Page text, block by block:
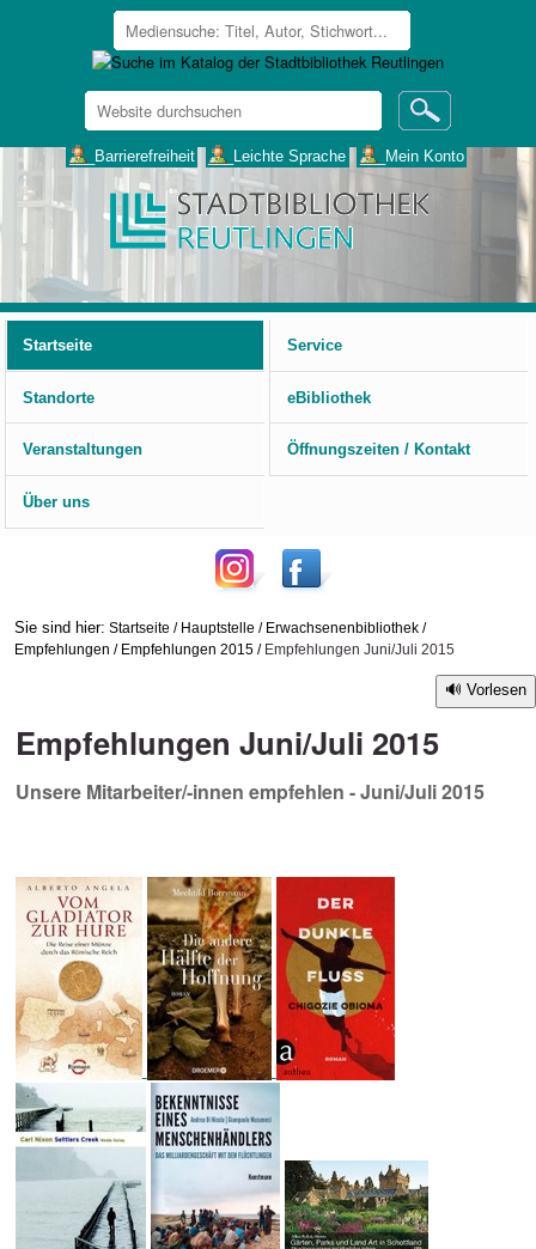
Website
durchsuchen
___Barrierefreiheit ___Leichte Sprache ___Mein Konto
Startseite
Service
Standorte eBibliothek
Veranstaltungen Öffnungszeiten / Kontakt
Über uns
Sie sind hier: Startseite / Hauptstelle / Erwachsenenbibliothek /
Empfehlungen / Empfehlungen 2015 / Empfehlungen Juni/Juli 2015
Vorlesen
Empfehlungen Juni/Juli 2015
Unsere Mitarbeiter/-innen empfehlen - Juni/Juli 2015